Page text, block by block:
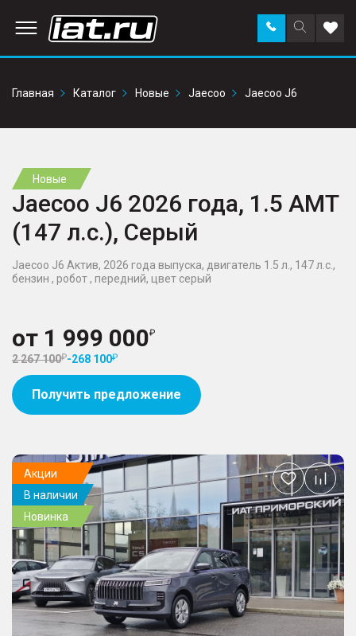
Поиск
по
Заказать
звонок в
Главная
Каталог Новые Jaecoo Jaecoo J6
Новые
Jaecoo J6 2026 года, 1.5 AMT
(147 л.с.), Серый
Jaecoo J6 Актив, 2026 года выпуска, двигатель 1.5 л., 147 л.с.,
бензин , робот , передний, цвет серый
от 1 999 000
2 267 100 -268 100
Получить предложение
Акции
В наличии
Новинка
Добавить
в
избранное